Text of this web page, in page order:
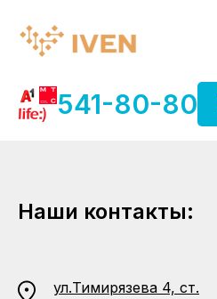
541-80-80
Наши контакты:
ул.Тимирязева 4, ст.